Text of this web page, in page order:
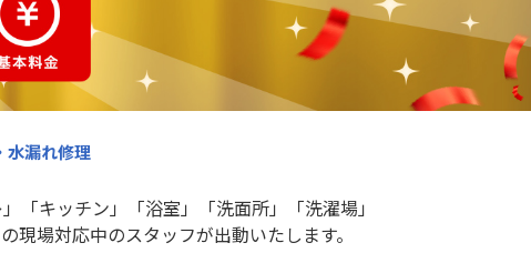
水漏れ修理
「キッチン」「浴室」「洗面所」「洗濯場」
場対応中のスタッフが出動いたします。